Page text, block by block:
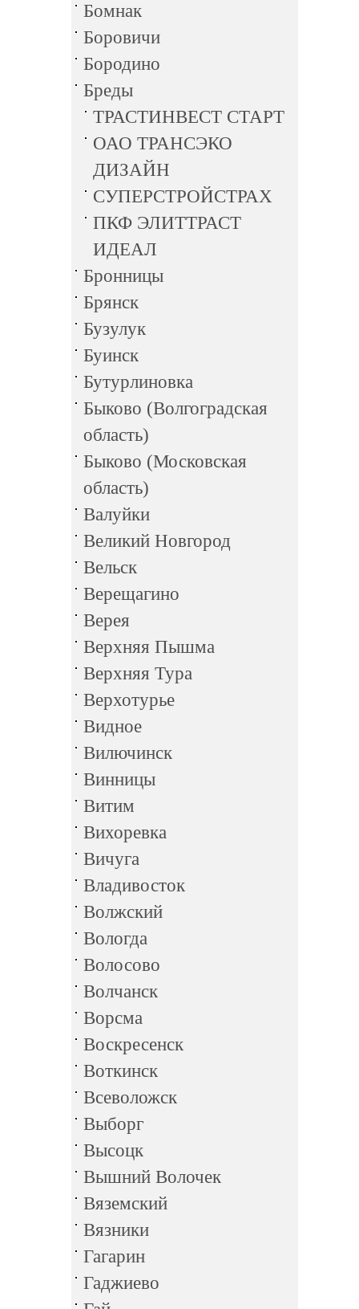
Бомнак
Боровичи
Бородино
Бреды
ТРАСТИНВЕСТ СТАРТ
ОАО ТРАНСЭКО
ДИЗАЙН
СУПЕРСТРОЙСТРАХ
ПКФ ЭЛИТТРАСТ
ИДЕАЛ
Бронницы
Брянск
Бузулук
Буинск
Бутурлиновка
Быково (Волгоградская
область)
Быково (Московская
область)
Валуйки
Великий Новгород
Вельск
Верещагино
Верея
Верхняя Пышма
Верхняя Тура
Верхотурье
Видное
Вилючинск
Винницы
Витим
Вихоревка
Вичуга
Владивосток
Волжский
Вологда
Волосово
Волчанск
Ворсма
Воскресенск
Воткинск
Всеволожск
Выборг
Высоцк
Вышний Волочек
Вяземский
Вязники
Гагарин
Гаджиево